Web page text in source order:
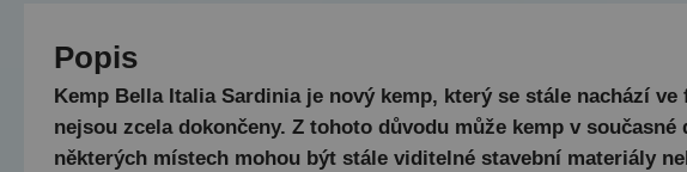
Popis
Kemp Bella Italia Sardinia je nový kemp, který se stále nachází
nejsou zcela dokončeny. Z tohoto důvodu může kemp v
některých místech mohou být stále viditelné stavební materiály